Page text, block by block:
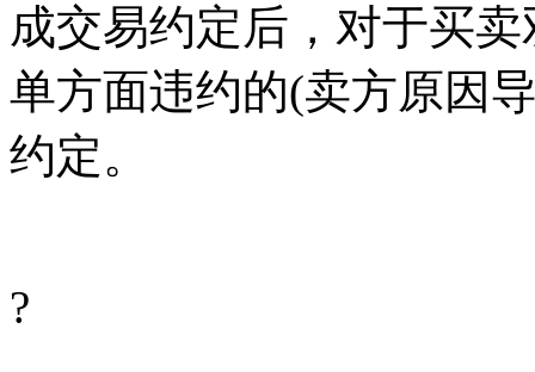
成交易约定后，对于买
单方面违约的(卖方原因
约定。
?